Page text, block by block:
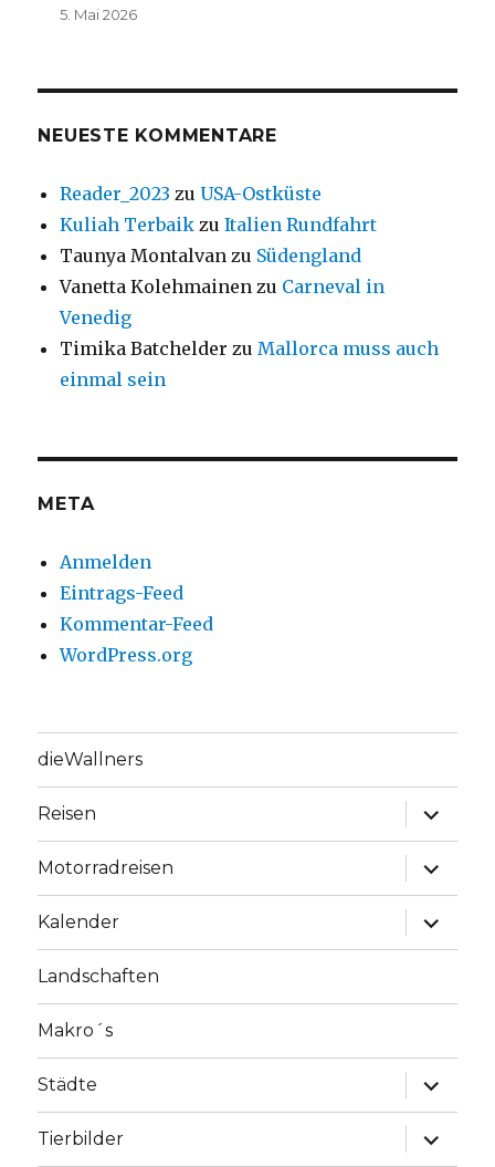
5. Mai 2026
NEUESTE KOMMENTARE
Reader_2023 zuUSA-Ostküste
Kuliah Terbaik zuItalien Rundfahrt
Taunya Montalvan zu Südengland
Vanetta Kolehmainen zu Carneval in
Venedig
Timika Batchelder zu Mallorca muss auch
einmal sein
META
Anmelden
Eintrags-Feed
Kommentar-Feed
WordPress.org
dieWallners
Reisen
Motorradreisen
Kalender
Landschaften
Makro´s
Städte
Tierbilder